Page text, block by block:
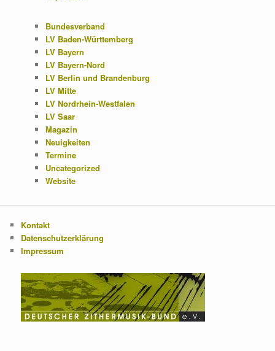
Bundesverband
LV Baden-Württemberg
LV Bayern
LV Bayern-Nord
LV Berlin und Brandenburg
LV Mitte
LV Nordrhein-Westfalen
LV Saar
Magazin
Neuigkeiten
Termine
Uncategorized
Website
Kontakt
Datenschutzerklärung
Impressum